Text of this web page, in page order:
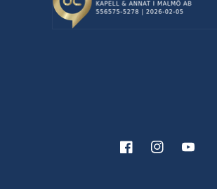
FacebookInstagramYouTube